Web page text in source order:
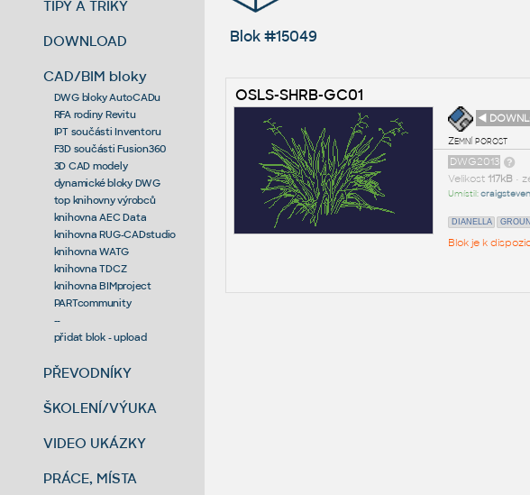
TIPY A TRIKY
DOWNLOAD
CAD/BIM bloky
DWG bloky AutoCADu
RFA rodiny Revitu
IPT součásti Inventoru
F3D součásti Fusion360
3D CAD modely
dynamické bloky DWG
top knihovny výrobců
knihovna AEC Data
knihovna RUG-CADstudio
knihovna WATG
knihovna TDCZ
knihovna BIMproject
PARTcommunity
--
přidat blok - upload
PŘEVODNÍKY
ŠKOLENÍ/VÝUKA
VIDEO UKÁZKY
PRÁCE, MÍSTA
Blok #15049
OSLS-SHRB-GC01
◄
Zemní porost
DWG2013
Velikost 117kB•
Umístil:
DIANELLA
Blok je k